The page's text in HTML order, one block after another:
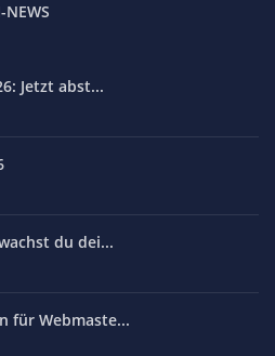
NEWS
Jetzt abst...
du dei...
für Webmaste...